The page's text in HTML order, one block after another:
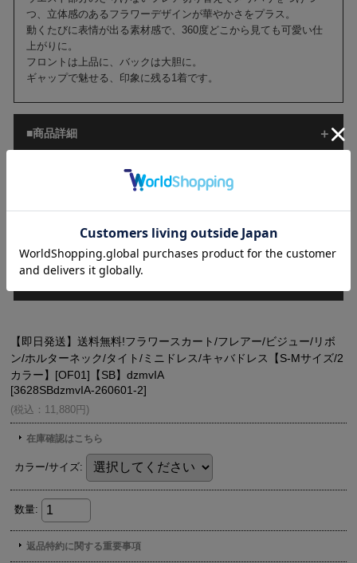
つ、立体感のあるフラワーデザインが華やかさをプラス。
動くたびに表情が出る素材感で、360度どこから見ても可愛い仕
上がりに。
フロントは上品に、バックは大胆に。
ギャップで魅せる、印象に残る1着です。
■商品詳細